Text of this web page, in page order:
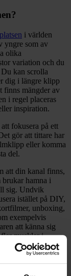
i världen
yngre som av
olika
variation och du
kan scrolla
dig i längre klipp
finns mängder av
i regel placeras
inspiration.
fokusera på ett
gör att tittare har
eller komma
del.
att din kanal finns,
brukar hamna i
sig. Undvik
istället på DIY,
unboxing,
exempelvis
att känna sig
muskler i
shorts är 90
för att nå ut brett,
din profil som gör
Dessutom